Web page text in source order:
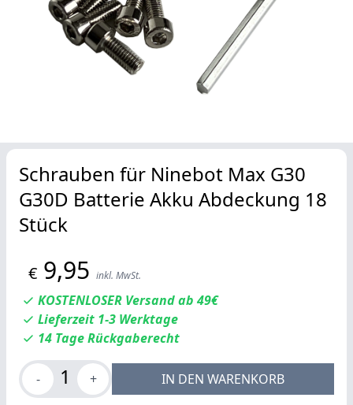
Schrauben für Ninebot Max G30
G30D Batterie Akku Abdeckung 18
Stück
€ 9,95 inkl. MwSt.
KOSTENLOSER Versand ab 49€
Lieferzeit 1-3 Werktage
14 Tage Rückgaberecht
- 1 + IN DEN WARENKORB